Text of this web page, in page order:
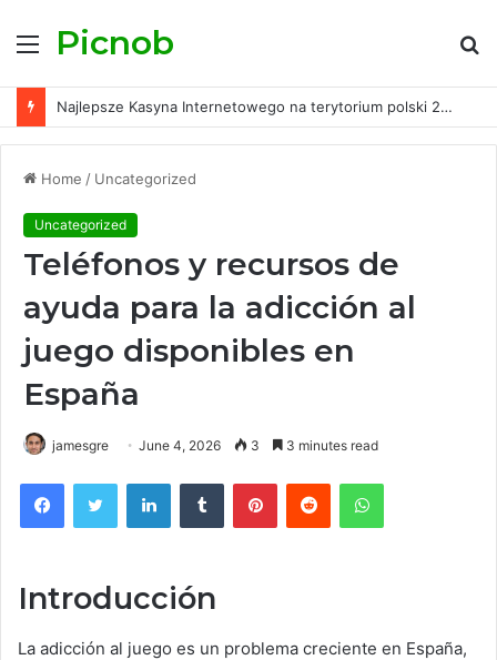
MenuPicnob
Najlepsze Kasyna Internetowego na terytorium polski 2026 Krajowe Kasyna Online
Home / Uncategorized
Uncategorized
Teléfonos y recursos de
ayuda para la adicción al
juego disponibles en
España
jamesgre June 4, 2026 3 3 minutes read
FacebookTwitter LinkedInTumblr PinterestReddit WhatsApp
Introducción
La adicción al juego es un problema creciente en España,